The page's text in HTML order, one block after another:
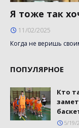
Я тоже так
11/02/2025
Когда не веришь
ПОПУЛЯРНОЕ
Кто
5/19/